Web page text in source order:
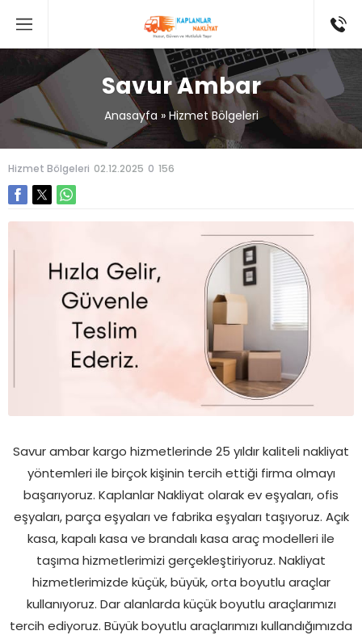
Savur Ambar
Anasayfa » Hizmet Bölgeleri
Hizmet Bölgeleri 02.12.2025 0 156
Savur ambar kargo hizmetlerinde 25 yıldır kaliteli nakliyat
yöntemleri ile birçok kişinin tercih ettiği firma olmayı
başarıyoruz. Kaplanlar Nakliyat olarak ev eşyaları, ofis
eşyaları, parça eşyaları ve fabrika eşyaları taşıyoruz. Açık
kasa, kapalı kasa ve brandalı kasa araç modelleri ile
taşıma hizmetlerimizi gerçekleştiriyoruz. Nakliyat
hizmetlerimizde küçük, büyük, orta boyutlu araçlar
kullanıyoruz. Dar alanlarda küçük boyutlu araçlarımızı
tercih ediyoruz. Büyük boyutlu araçlarımızı kullandığımızda